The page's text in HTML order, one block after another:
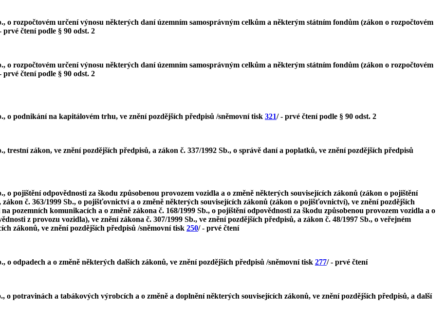
o rozpočtovém určení výnosu některých daní územním samosprávným celkům a některým státním fondům (zákon o rozpočtovém
prvé čtení podle § 90 odst. 2
o rozpočtovém určení výnosu některých daní územním samosprávným celkům a některým státním fondům (zákon o rozpočtovém
prvé čtení podle § 90 odst. 2
o podnikání na kapitálovém trhu, ve znění pozdějších předpisů /sněmovní tisk 321/ - prvé čtení podle § 90 odst. 2
trestní zákon, ve znění pozdějších předpisů, a zákon č. 337/1992 Sb., o správě daní a poplatků, ve znění pozdějších předpisů
o pojištění odpovědnosti za škodu způsobenou provozem vozidla a o změně některých souvisejících zákonů (zákon o pojištění
č. 363/1999 Sb., o pojišťovnictví a o změně některých souvisejících zákonů (zákon o pojišťovnictví), ve znění pozdějších
pozemních komunikacích a o změně zákona č. 168/1999 Sb., o pojištění odpovědnosti za škodu způsobenou provozem vozidla a o
z provozu vozidla), ve znění zákona č. 307/1999 Sb., ve znění pozdějších předpisů, a zákon č. 48/1997 Sb., o veřejném
zákonů, ve znění pozdějších předpisů /sněmovní tisk 250/ - prvé čtení
o odpadech a o změně některých dalších zákonů, ve znění pozdějších předpisů /sněmovní tisk 277/ - prvé čtení
o potravinách a tabákových výrobcích a o změně a doplnění některých souvisejících zákonů, ve znění pozdějších předpisů, a další